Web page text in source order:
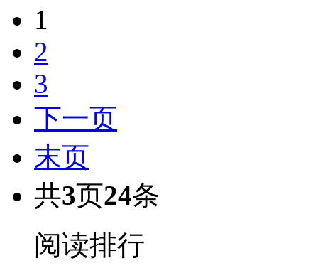
1
2
3
下一页
末页
共3页24条
阅读排行